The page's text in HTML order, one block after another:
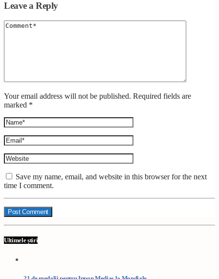
Leave a Reply
Your email address will not be published. Required fields are
marked *
Save my name, email, and website in this browser for the next
time I comment.
Ultimele știri